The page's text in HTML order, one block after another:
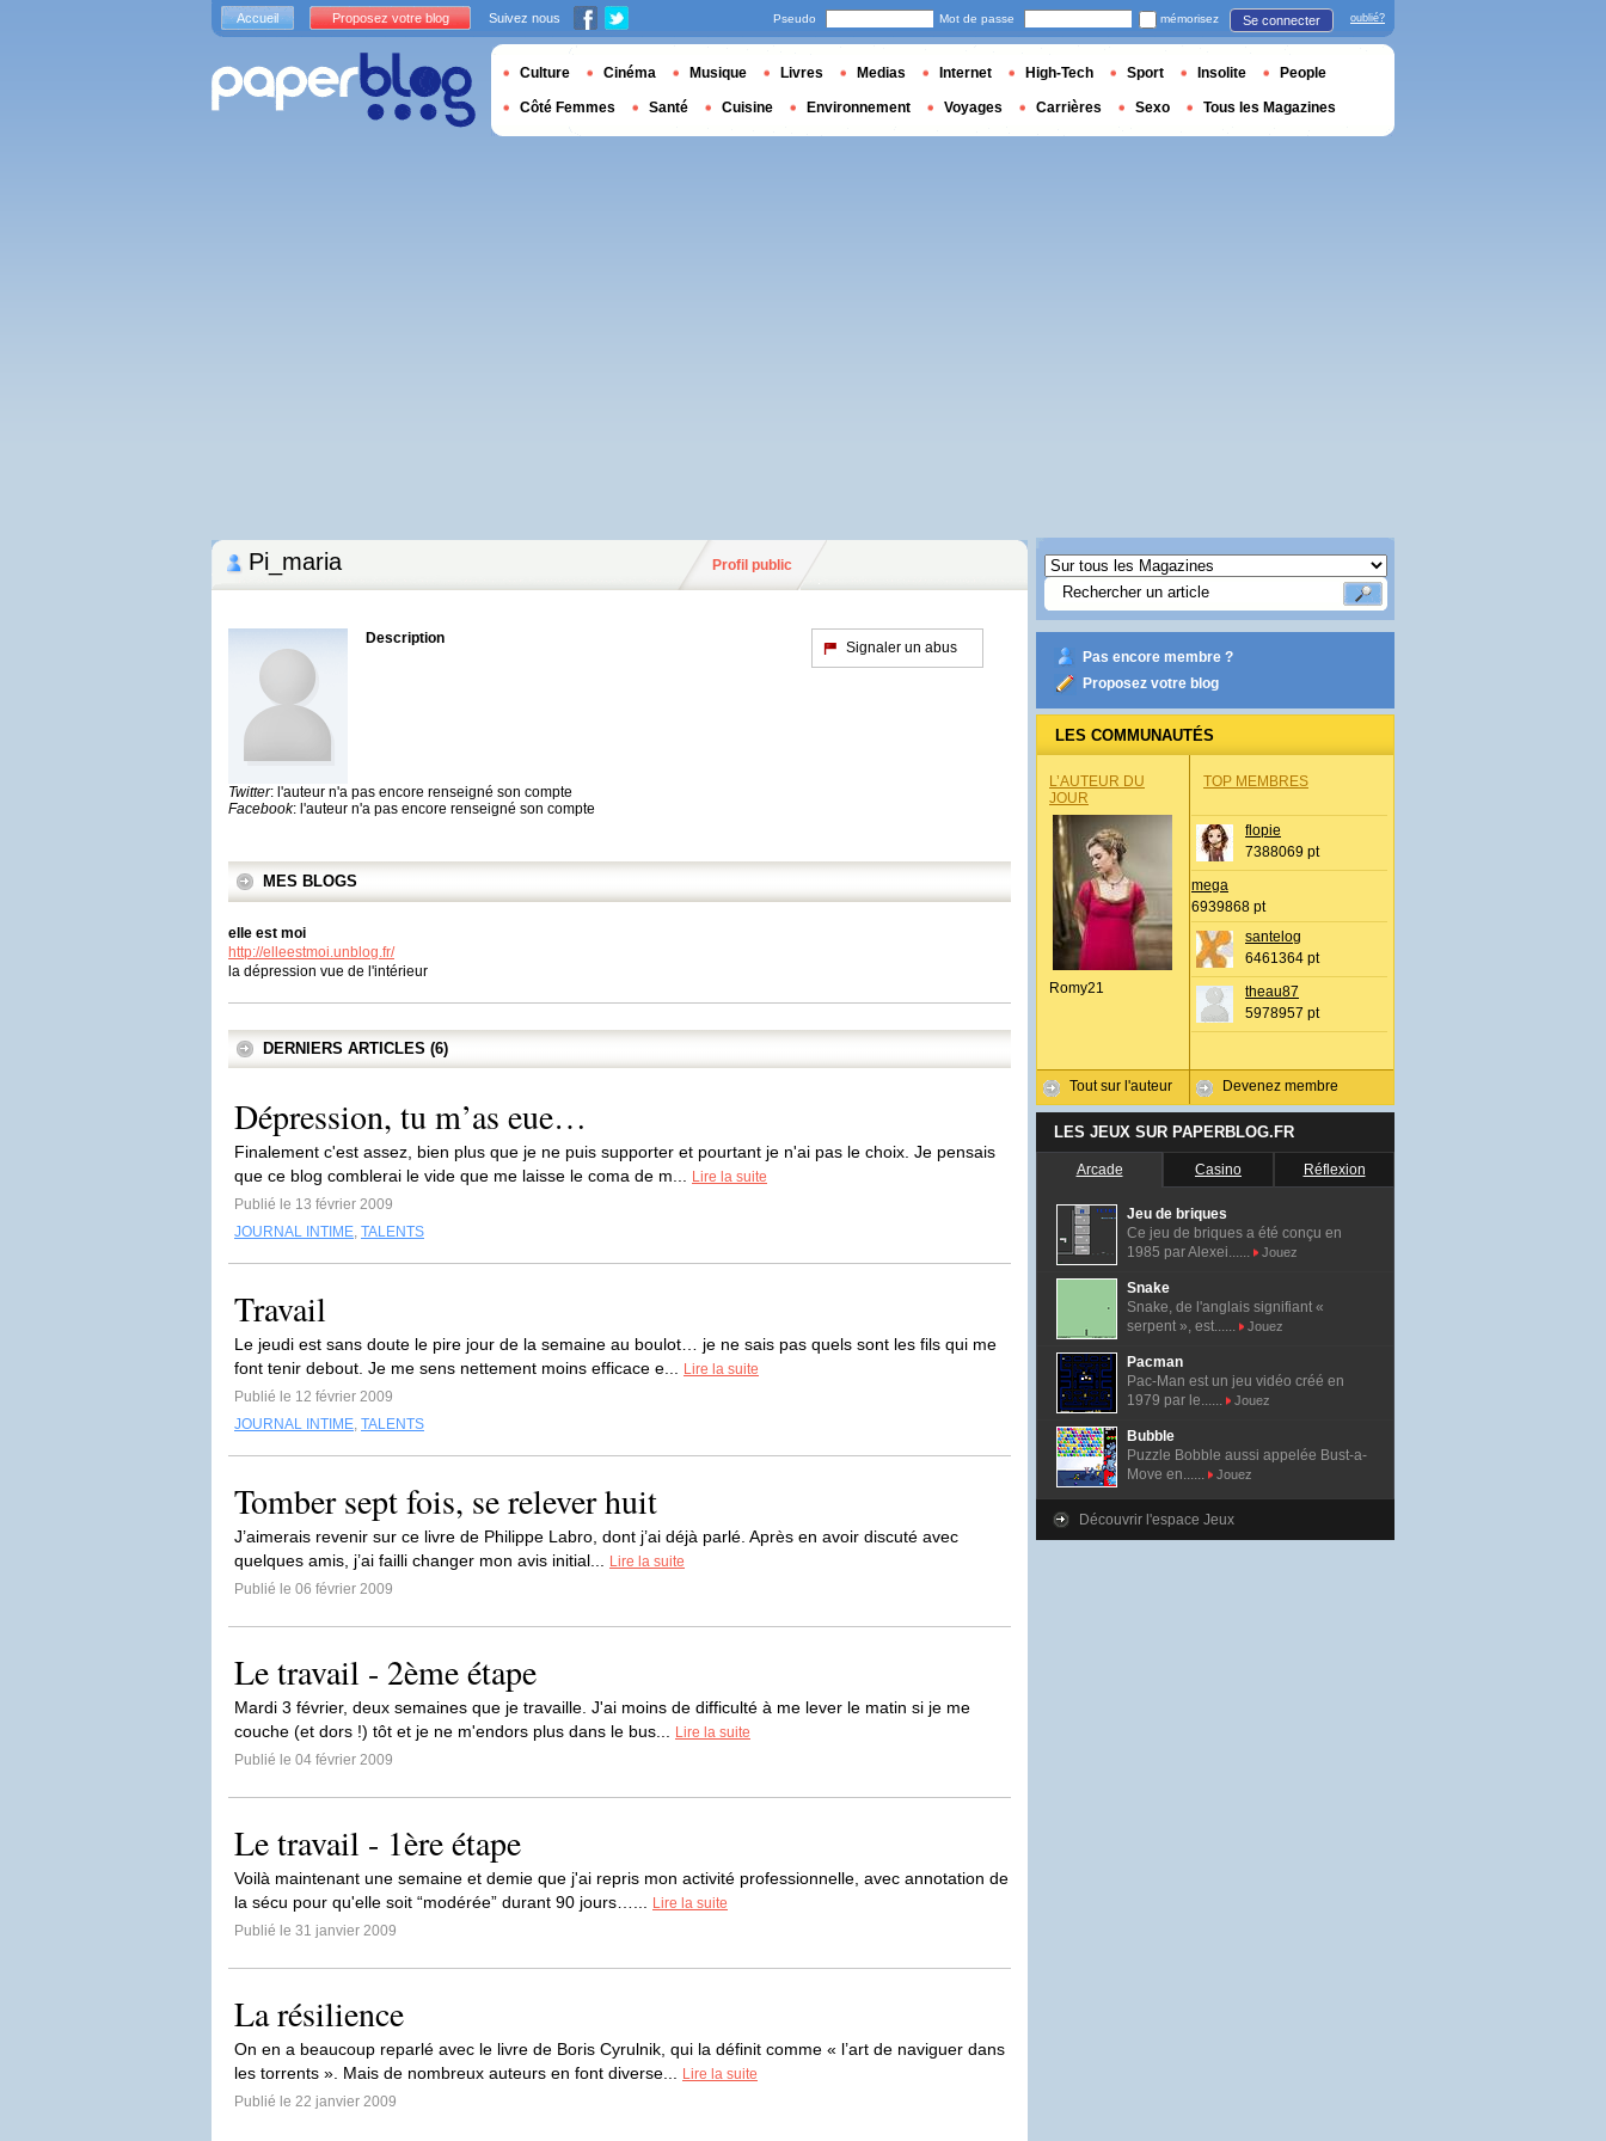
Pi_maria Profil public
Description
Twitter: l'auteur n'a pas encore renseigné son compte
Facebook: l'auteur n'a pas encore renseigné son compte
Signaler un abus
MES BLOGS
elle est moi
http://elleestmoi.unblog.fr/
la dépression vue de l'intérieur
DERNIERS ARTICLES (6)
Dépression, tu m’as eue…
Finalement c'est assez, bien plus que je ne puis supporter et pourtant je n'ai pas le choix. Je pensais
que ce blog comblerai le vide que me laisse le coma de m...
Lire la suite
Publié le 13 février 2009
JOURNAL INTIME, TALENTS
Travail
Le jeudi est sans doute le pire jour de la semaine au boulot… je ne sais pas quels sont les fils qui me
font tenir debout. Je me sens nettement moins efficace e...
Lire la suite
Publié le 12 février 2009
JOURNAL INTIME, TALENTS
Tomber sept fois, se relever huit
J’aimerais revenir sur ce livre de Philippe Labro, dont j’ai déjà parlé. Après en avoir discuté avec
quelques amis, j’ai failli changer mon avis initial...
Lire la suite
Publié le 06 février 2009
Le travail - 2ème étape
Mardi 3 février, deux semaines que je travaille. J'ai moins de difficulté à me lever le matin si je me
couche (et dors !) tôt et je ne m'endors plus dans le bus...
Lire la suite
Publié le 04 février 2009
Le travail - 1ère étape
Voilà maintenant une semaine et demie que j'ai repris mon activité professionnelle, avec annotation de
la sécu pour qu'elle soit “modérée” durant 90 jours…...
Lire la suite
Publié le 31 janvier 2009
La résilience
On en a beaucoup reparlé avec le livre de Boris Cyrulnik, qui la définit comme « l’art de naviguer dans
les torrents ». Mais de nombreux auteurs en font diverse...
Lire la suite
Publié le 22 janvier 2009
Pas encore membre ?
Proposez votre blog
LES COMMUNAUTÉS
L’AUTEUR DU
JOUR
Romy21
Tout sur l'auteur
TOP MEMBRES
flopie
7388069 pt
mega
6939868 pt
santelog
6461364 pt
theau87
5978957 pt
Devenez membre
LES JEUX SUR PAPERBLOG.FR
Arcade Casino Réflexion
Jeu de briques
Ce jeu de briques a été conçu en
1985 par Alexei......
Jouez
Snake
Snake, de l'anglais signifiant «
serpent », est......
Jouez
Pacman
Pac-Man est un jeu vidéo créé en
1979 par le......
Jouez
Bubble
Puzzle Bobble aussi appelée Bust-a-
Move en......
Jouez
Découvrir l'espace Jeux
Accueil Proposez votre blog Suivez nous Pseudo Mot de passe mémorisez Se connecter oublié?
Culture Cinéma Musique Livres Medias Internet High-Tech Sport Insolite People
Côté Femmes Santé Cuisine Environnement Voyages Carrières Sexo Tous les Magazines